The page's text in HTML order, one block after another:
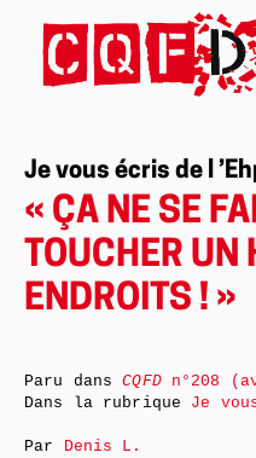
Je vous écris de l
« ÇA NE SE
TOUCHER
ENDROITS ! »
Paru dansCQFDn°208
Dans la rubrique Je
Par Denis L.